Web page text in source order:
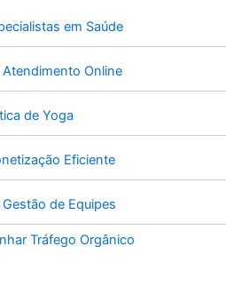
em Saúde
Atendimento Online
de Yoga
Eficiente
de Equipes
Tráfego Orgânico